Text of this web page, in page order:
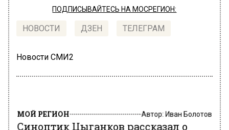
ПОДПИСЫВАЙТЕСЬ НА МОСРЕГИОН:
НОВОСТИ ДЗЕН ТЕЛЕГРАМ
Новости СМИ2
МОЙ РЕГИОН Автор:Иван Болотов
Синоптик Цыганков рассказал о